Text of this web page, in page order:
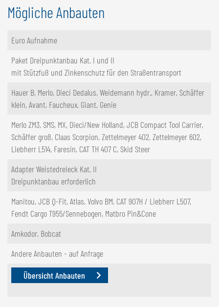
Mögliche Anbauten
Euro Aufnahme
Paket Dreipunktanbau Kat. I und II
mit Stützfuß und Zinkenschutz für den Straßentransport
Hauer B, Merlo, Dieci Dedalus, Weidemann hydr., Kramer, Schäffer
klein, Avant, Faucheux, Giant, Genie
Merlo ZM3, SMS, MX, Dieci/New Holland, JCB Compact Tool Carrier,
Schäffer groß, Claas Scorpion, Zettelmeyer 402, Zettelmeyer 602,
Liebherr L514, Faresin, CAT TH 407 C, Skid Steer
Adapter Weistedreieck Kat. II
Dreipunktanbau erforderlich
Manitou, JCB Q-Fit, Atlas, Volvo BM, CAT 907H / Liebherr L507,
Fendt Cargo T955/Sennebogen, Matbro Pin&Cone
Amkodor, Bobcat
Andere Anbauten - auf Anfrage
Übersicht Anbauten